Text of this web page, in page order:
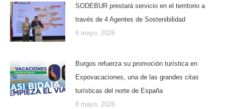
SODEBUR prestará servicio en el territorio a
través de 4 Agentes de Sostenibilidad
8 mayo, 2026
Burgos refuerza su promoción turística en
Expovacaciones, una de las grandes citas
turísticas del norte de España
8 mayo, 2026